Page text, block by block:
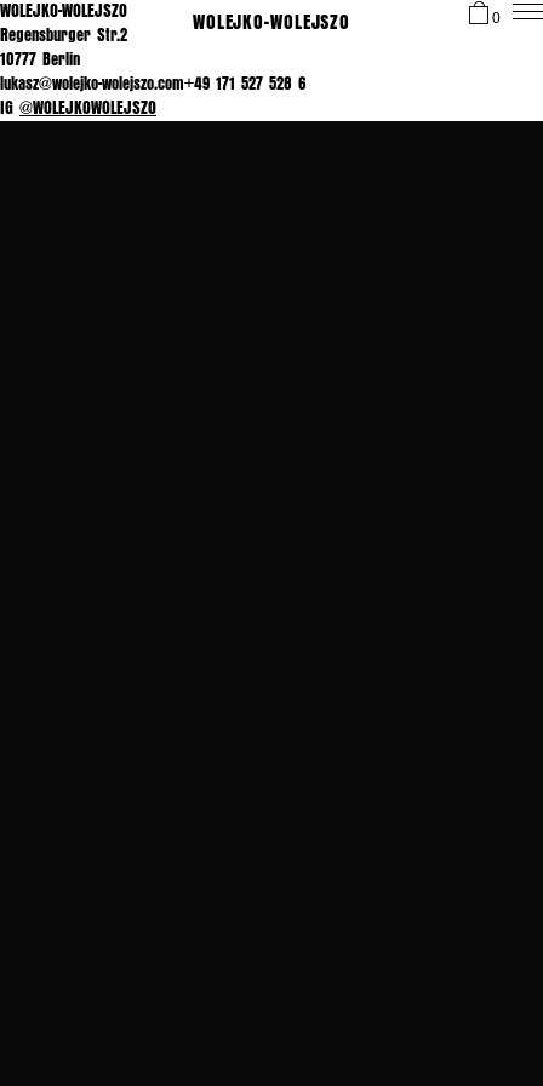
WOLEJKO-WOLEJSZO 0
WOLEJKO-WOLEJSZO
Regensburger Str.2
10777 Berlin
lukasz@wolejko-wolejszo.com+49 171 527 528 6
IG @WOLEJKOWOLEJSZO